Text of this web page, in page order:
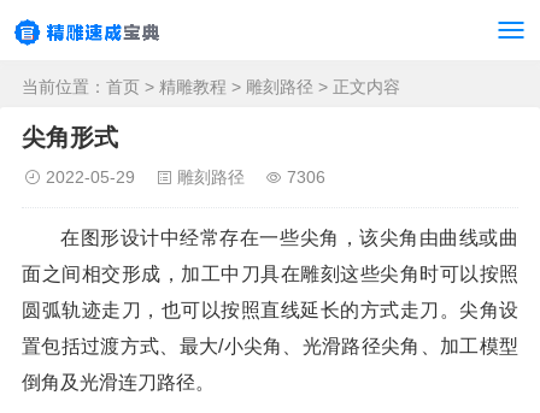
当前位置： 首页 > 精雕教程 > 雕刻路径 > 正文内容
尖角形式
2022-05-29 雕刻路径 7306
在图形设计中经常存在一些尖角，该尖角由曲线或曲
面之间相交形成，加工中刀具在雕刻这些尖角时可以按照
圆弧轨迹走刀，也可以按照直线延长的方式走刀。尖角设
置包括过渡方式、最大/小尖角、光滑路径尖角、加工模型
倒角及光滑连刀路径。